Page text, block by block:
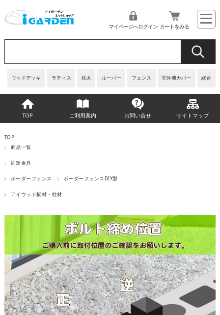
ウッドデッキ ラティス 枕木 ルーバー フェンス 室外機カバー 縁台
マイページへログイン カートをみる
TOP ご利用案内 お問い合せ サイトマップ
TOP
商品一覧
固定金具
ボーダーフェンス ボーダーフェンスDIY型
アイウッド板材・柱材